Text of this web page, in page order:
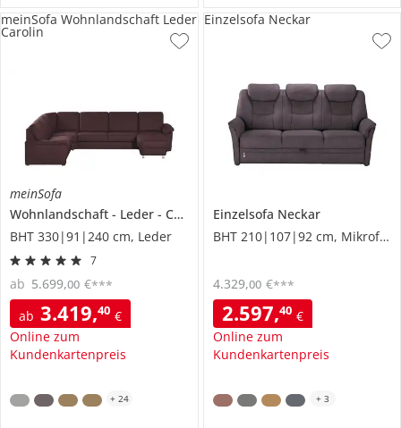
meinSofa
Wohnlandschaft
Leder
Carolin
BHT 330|91|240 cm, Leder
7
ab 3.419,40 €
Online zum
Kundenkartenpreis
ab 5.699,00 €***
meinSofa Wohnlandschaft Leder
Carolin
+ 24
Einzelsofa Neckar
BHT 210|107|92 cm, Mikrofaser
2.597,40 €
Online zum
Kundenkartenpreis
4.329,00 €***
Einzelsofa Neckar
+ 3